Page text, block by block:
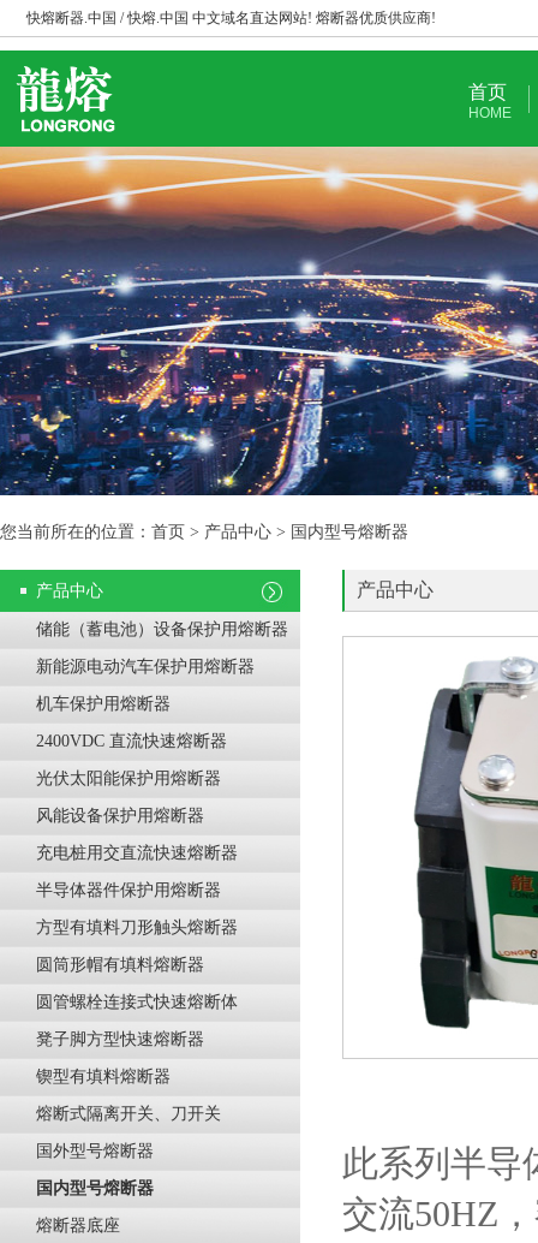
快熔断器.中国 / 快熔.中国 中文域名直达网站! 熔断器优质供应商!
首页
HOME
您当前所在的位置：首页 > 产品中心 > 国内型号熔断器
产品中心
储能（蓄电池）设备保护用熔断器
新能源电动汽车保护用熔断器
机车保护用熔断器
2400VDC 直流快速熔断器
光伏太阳能保护用熔断器
风能设备保护用熔断器
充电桩用交直流快速熔断器
半导体器件保护用熔断器
方型有填料刀形触头熔断器
圆筒形帽有填料熔断器
圆管螺栓连接式快速熔断体
凳子脚方型快速熔断器
锲型有填料熔断器
熔断式隔离开关、刀开关
国外型号熔断器
国内型号熔断器
熔断器底座
产品中心
此系列半导
交流50HZ